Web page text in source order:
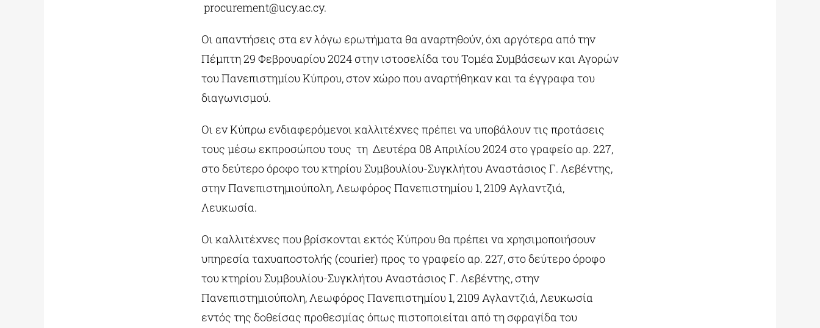
procurement@ucy.ac.cy.
Οι απαντήσεις στα εν λόγω ερωτήματα θα αναρτηθούν, όχι αργότερα από την
Πέμπτη 29 Φεβρουαρίου 2024 στην ιστοσελίδα του Τομέα Συμβάσεων και Αγορών
του Πανεπιστημίου Κύπρου, στον χώρο που αναρτήθηκαν και τα έγγραφα του
διαγωνισμού.
Οι εν Κύπρω ενδιαφερόμενοι καλλιτέχνες πρέπει να υποβάλουν τις προτάσεις
τους μέσω εκπροσώπου τους τη Δευτέρα 08 Απριλίου 2024 στο γραφείο αρ. 227,
στο δεύτερο όροφο του κτηρίου Συμβουλίου-Συγκλήτου Αναστάσιος Γ. Λεβέντης,
στην Πανεπιστημιούπολη, Λεωφόρος Πανεπιστημίου 1, 2109 Αγλαντζιά,
Λευκωσία.
Οι καλλιτέχνες που βρίσκονται εκτός Κύπρου θα πρέπει να χρησιμοποιήσουν
υπηρεσία ταχυαποστολής (courier) προς το γραφείο αρ. 227, στο δεύτερο όροφο
του κτηρίου Συμβουλίου-Συγκλήτου Αναστάσιος Γ. Λεβέντης, στην
Πανεπιστημιούπολη, Λεωφόρος Πανεπιστημίου 1, 2109 Αγλαντζιά, Λευκωσία
εντός της δοθείσας προθεσμίας όπως πιστοποιείται από τη σφραγίδα του